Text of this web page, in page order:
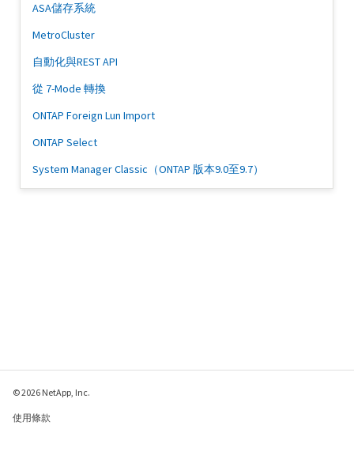
ASA儲存系統
MetroCluster
自動化與REST API
從 7-Mode 轉換
ONTAP Foreign Lun Import
ONTAP Select
System Manager Classic（ONTAP 版本9.0至9.7）
© 2026 NetApp, Inc.
使用條款